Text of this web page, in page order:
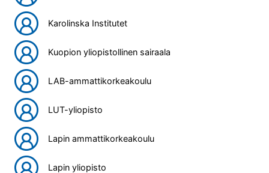
Karolinska Institutet
Kuopion yliopistollinen sairaala
LAB-ammattikorkeakoulu
LUT-yliopisto
Lapin ammattikorkeakoulu
Lapin yliopisto